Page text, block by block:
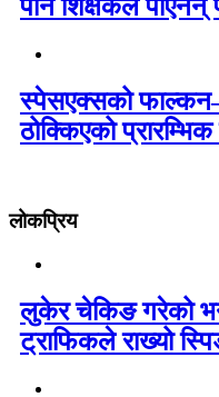
पनि शिक्षकले पाएनन्
स्पेसएक्सको
ठोक्किएको
लोकप्रिय
लुकेर चेकिङ गरेको
ट्राफिकले राख्यो